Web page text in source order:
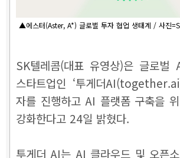
▲에스터(Aster, A*) 글로벌 투자 협업 생태계 / 사진
SK텔레콤(대표 유영상)은 글로벌
스타트업인 ‘투게더
자를 진행하고 AI 플랫폼 구축을
강화한다고 24일 밝혔다.
투게더 AI는 AI 클라우드 및 오픈